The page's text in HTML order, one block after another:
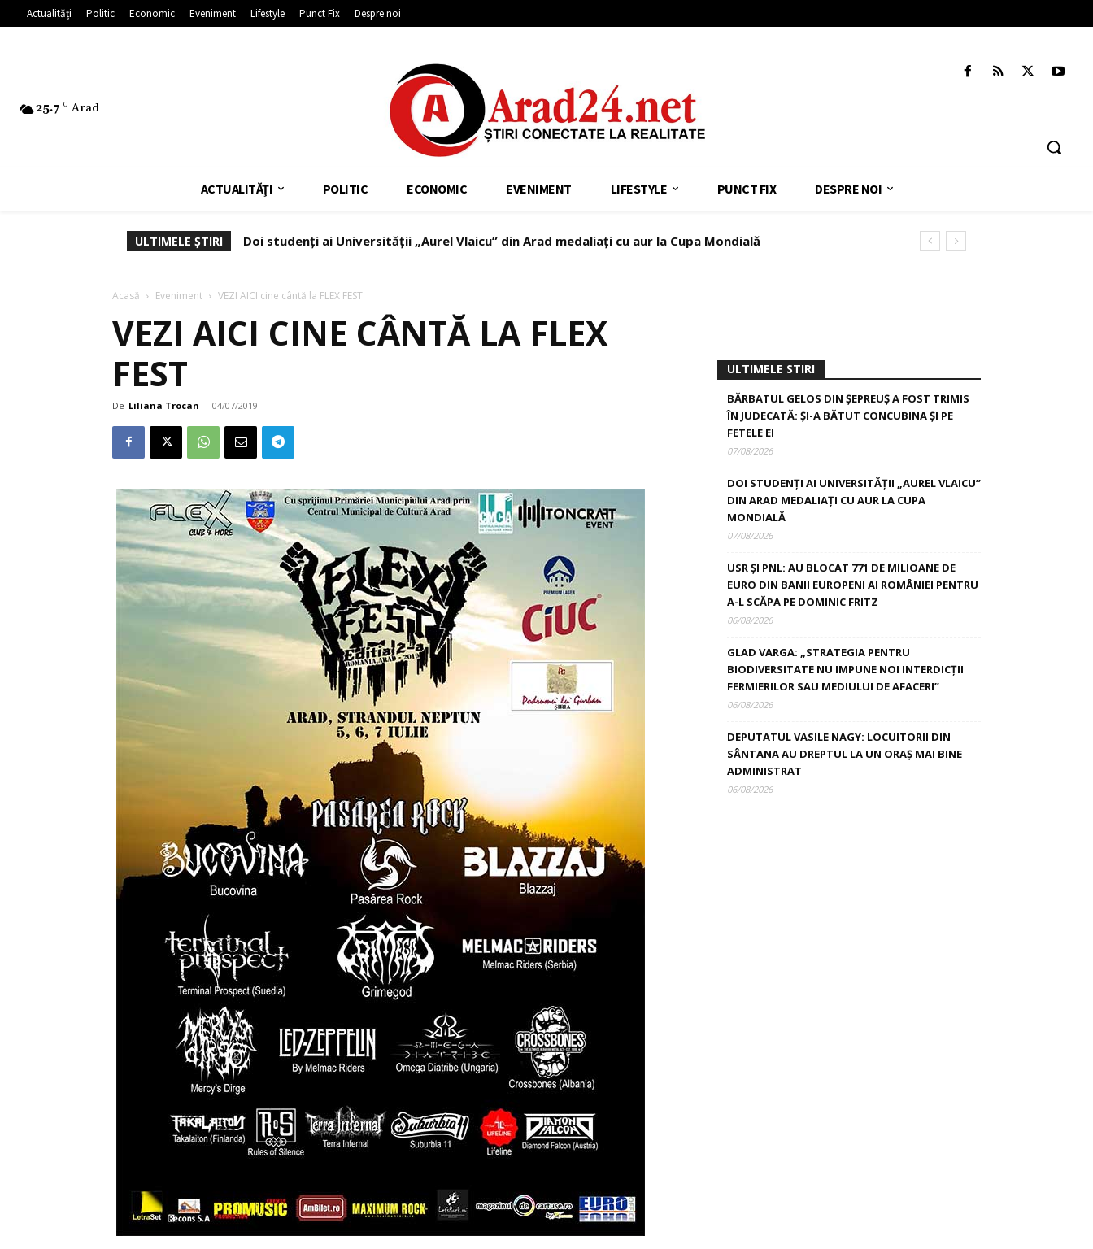
Actualități Politic Economic Eveniment Lifestyle Punct Fix Despre noi
25.7 C Arad
ACTUALITĂȚI POLITIC ECONOMIC EVENIMENT LIFESTYLE PUNCT FIX DESPRE NOI
ULTIMELE ȘTIRI Doi studenți ai Universității „Aurel Vlaicu” din Arad medaliați cu aur la Cupa Mondială
USR și PNL: au blocat 771 de milioane de euro din banii europeni ai României pentru a-l scăpa pe
Acasă Eveniment VEZI AICI cine cântă la FLEX FEST
VEZI AICI CINE CÂNTĂ LA FLEX
FEST
De Liliana Trocan - 04/07/2019
ULTIMELE STIRI
BĂRBATUL GELOS DIN ȘEPREUȘ A FOST TRIMIS
ÎN JUDECATĂ: ȘI-A BĂTUT CONCUBINA ȘI PE
FETELE EI
07/08/2026
DOI STUDENȚI AI UNIVERSITĂȚII „AUREL VLAICU”
DIN ARAD MEDALIAȚI CU AUR LA CUPA
MONDIALĂ
07/08/2026
USR ȘI PNL: AU BLOCAT 771 DE MILIOANE DE
EURO DIN BANII EUROPENI AI ROMÂNIEI PENTRU
A-L SCĂPA PE DOMINIC FRITZ
06/08/2026
GLAD VARGA: „STRATEGIA PENTRU
BIODIVERSITATE NU IMPUNE NOI INTERDICȚII
FERMIERILOR SAU MEDIULUI DE AFACERI”
06/08/2026
DEPUTATUL VASILE NAGY: LOCUITORII DIN
SÂNTANA AU DREPTUL LA UN ORAȘ MAI BINE
ADMINISTRAT
06/08/2026